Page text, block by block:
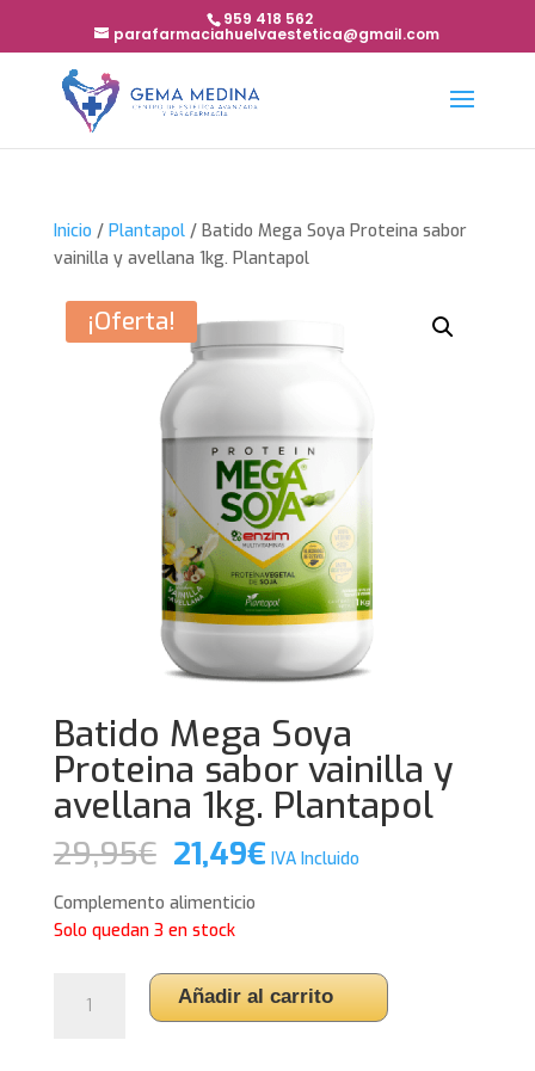
959 418 562
parafarmaciahuelvaestetica@gmail.com
Inicio / Plantapol/ Batido Mega Soya Proteina sabor
vainilla y avellana 1kg. Plantapol
¡Oferta!
Batido Mega Soya
Proteina sabor vainilla y
avellana 1kg. Plantapol
29,95€ El
precio
original
era:
29,95€.
21,49€El
21,49€.
IVA Incluido
Complemento alimenticio
Solo quedan 3 en stock
Mega
Añadir al carrito